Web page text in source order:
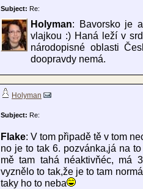
Subject: Re:
Holyman: Bavorsko je
vlajkou :) Haná leží v
národopisné oblasti
doopravdy nemá.
Holyman
Subject: Re:
Flake: V tom připadě tě v tom
no je to tak 6. pozvánka,já na
mě tam tahá néaktivňéc, má
vyznělo to tak,že je to tam
taky ho to neba